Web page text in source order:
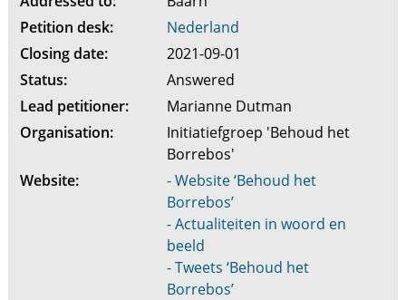
Petition desk:
Nederland
Closing date:
2021-09-01
Status:
Answered
Lead petitioner:
Marianne Dutman
Organisation:
Initiatiefgroep 'Behoud het
Borrebos'
Website:
- Website ‘Behoud het
Borrebos’
- Actualiteiten in woord en
beeld
- Tweets ‘Behoud het
Borrebos’